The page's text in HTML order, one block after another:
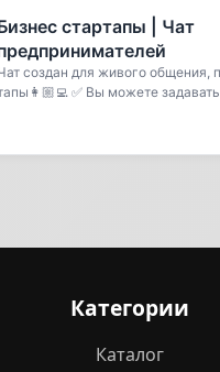
стартапы | Чат
создан для живого общения,
✅ Вы можете
Категории
Каталог